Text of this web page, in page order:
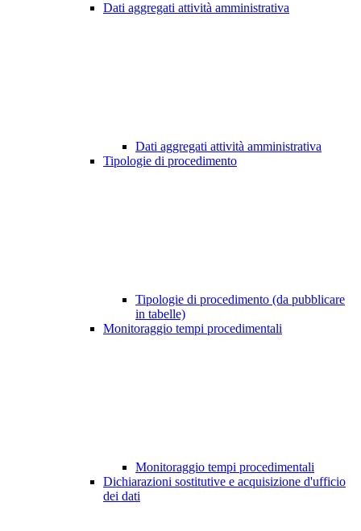
Dati aggregati attività amministrativa
Dati aggregati attività amministrativa
Tipologie di procedimento
Tipologie di procedimento (da pubblicare
in tabelle)
Monitoraggio tempi procedimentali
Monitoraggio tempi procedimentali
Dichiarazioni sostitutive e acquisizione d'ufficio
dei dati